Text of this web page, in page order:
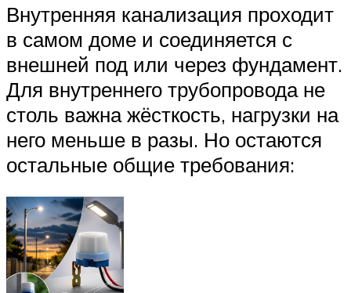
Внутренняя канализация проходит
в самом доме и соединяется с
внешней под или через фундамент.
Для внутреннего трубопровода не
столь важна жёсткость, нагрузки на
него меньше в разы. Но остаются
остальные общие требования: